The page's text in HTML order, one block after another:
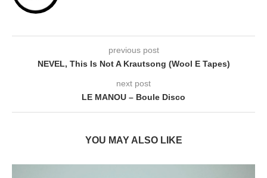
previous post
NEVEL, This Is Not A Krautsong (Wool E Tapes)
next post
LE MANOU – Boule Disco
YOU MAY ALSO LIKE